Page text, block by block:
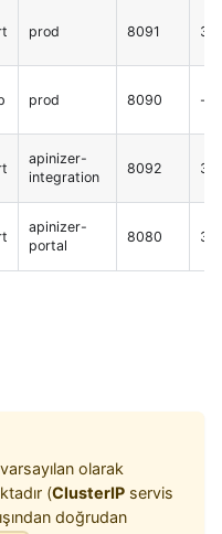
prod 8091
prod 8090 -
apinizer-
integration
8092
apinizer-
portal
8080
olarak
(ClusterIP servis
doğrudan